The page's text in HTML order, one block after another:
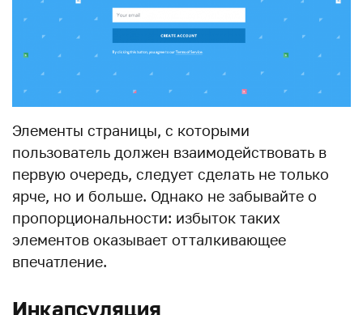
Элементы страницы, с которыми
пользователь должен взаимодействовать в
первую очередь, следует сделать не только
ярче, но и больше. Однако не забывайте о
пропорциональности: избыток таких
элементов оказывает отталкивающее
впечатление.
Инкапсуляция